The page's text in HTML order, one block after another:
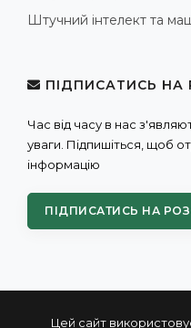
Цей сайт
Штучний інтелект та
ПІДПИСАТИСЬ НА
Час від часу в нас
уваги. Підпишіться, щоб
інформацію
ПІДПИСАТИСЬ НА